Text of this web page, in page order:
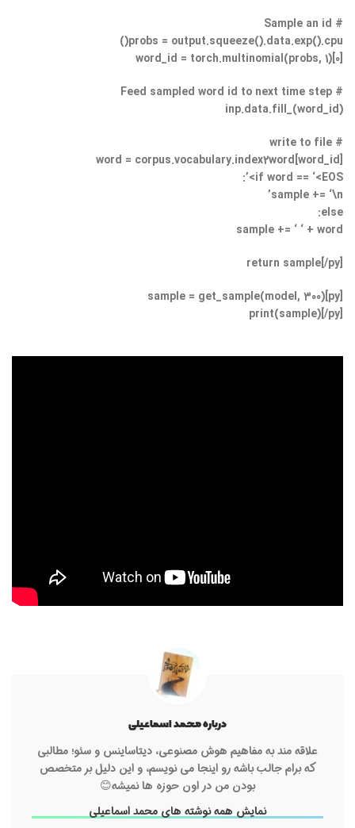
# Sample an id
probs = output.squeeze().data.exp().cpu()
word_id = torch.multinomial(probs, 1)[0]
# Feed sampled word id to next time step
inp.data.fill_(word_id)
# write to file
word = corpus.vocabulary.index2word[word_id]
if word == ‘<EOS>’:
sample += ‘\n’
else:
sample += ‘ ‘ + word
return sample[/py]
[py]sample = get_sample(model, 300)
print(sample)[/py]
درباره محمد اسماعیلی
علاقه مند به مفاهیم هوش مصنوعی، دیتاساینس و سئو؛ مطالبی
که برام جالب باشه رو اینجا می نویسم، و این دلیل بر متخصص
بودن من در اون حوزه ها نمیشه😊
نمایش همه نوشته های محمد اسماعیلی